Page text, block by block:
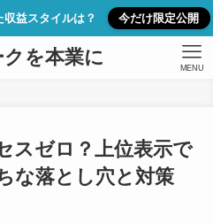
益スタイルは？ 今だけ限定公開
を本業に MENU
スゼロ？上位表示で
な落とし穴と対策